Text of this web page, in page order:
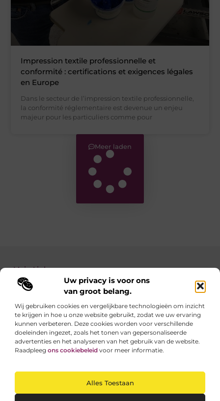
Uw privacy is voor ons
van groot belang.
Wij gebruiken cookies en vergelijkbare technologieën om inzicht
te krijgen in hoe u onze website gebruikt, zodat we uw ervaring
kunnen verbeteren. Deze cookies worden voor verschillende
doeleinden ingezet, zoals het tonen van gepersonaliseerde
advertenties en het analyseren van het gebruik van de website.
Raadpleeg ons cookiebeleid voor meer informatie.
Alles Toestaan
Impression textile professionnelle et
conformité : certifications et exigences légales
en Europe
Dans le secteur de l’impression textile professionnelle,
la conformité réglementaire est devenue un enjeu
majeur pour les particuliers comme pour
Meer laden
Main Links
Linkzoekertjes.be brengt je elke dag iets nieuws
Inspirerende blogs en waardevolle tips voor een
slimmer en leuker internetgebruik.